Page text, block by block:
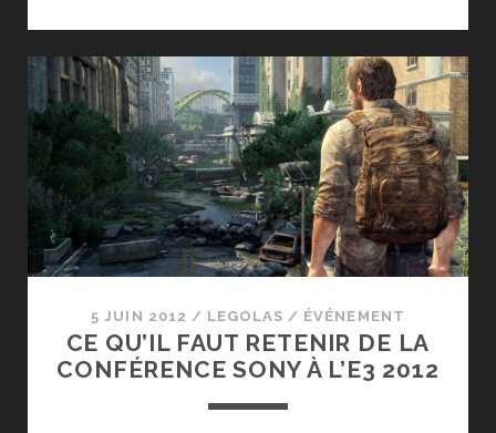
LA
CONFÉRENCE
PLAYSTATION
E3
2018
!
5 JUIN 2012 / LEGOLAS / ÉVÉNEMENT
CE QU’IL FAUT RETENIR DE LA
CONFÉRENCE SONY À L’E3 2012